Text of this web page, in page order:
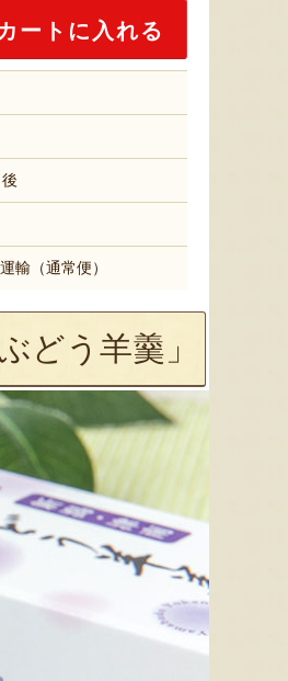
ートに入れる
輸（通常便）
どう羊羹」